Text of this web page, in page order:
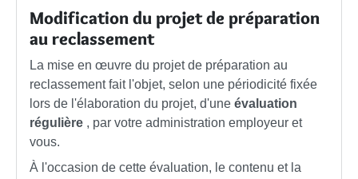
Modification du projet de préparation
au reclassement
La mise en œuvre du projet de préparation au
reclassement fait l'objet, selon une périodicité fixée
lors de l'élaboration du projet, d'une évaluation
régulière , par votre administration employeur et
vous.
À l'occasion de cette évaluation, le contenu et la